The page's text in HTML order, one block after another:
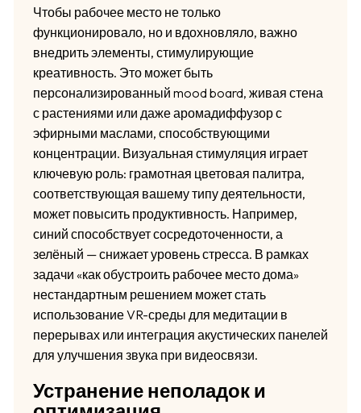
Чтобы рабочее место не только
функционировало, но и вдохновляло, важно
внедрить элементы, стимулирующие
креативность. Это может быть
персонализированный mood board, живая стена
с растениями или даже аромадиффузор с
эфирными маслами, способствующими
концентрации. Визуальная стимуляция играет
ключевую роль: грамотная цветовая палитра,
соответствующая вашему типу деятельности,
может повысить продуктивность. Например,
синий способствует сосредоточенности, а
зелёный — снижает уровень стресса. В рамках
задачи «как обустроить рабочее место дома»
нестандартным решением может стать
использование VR-среды для медитации в
перерывах или интеграция акустических панелей
для улучшения звука при видеосвязи.
Устранение неполадок и